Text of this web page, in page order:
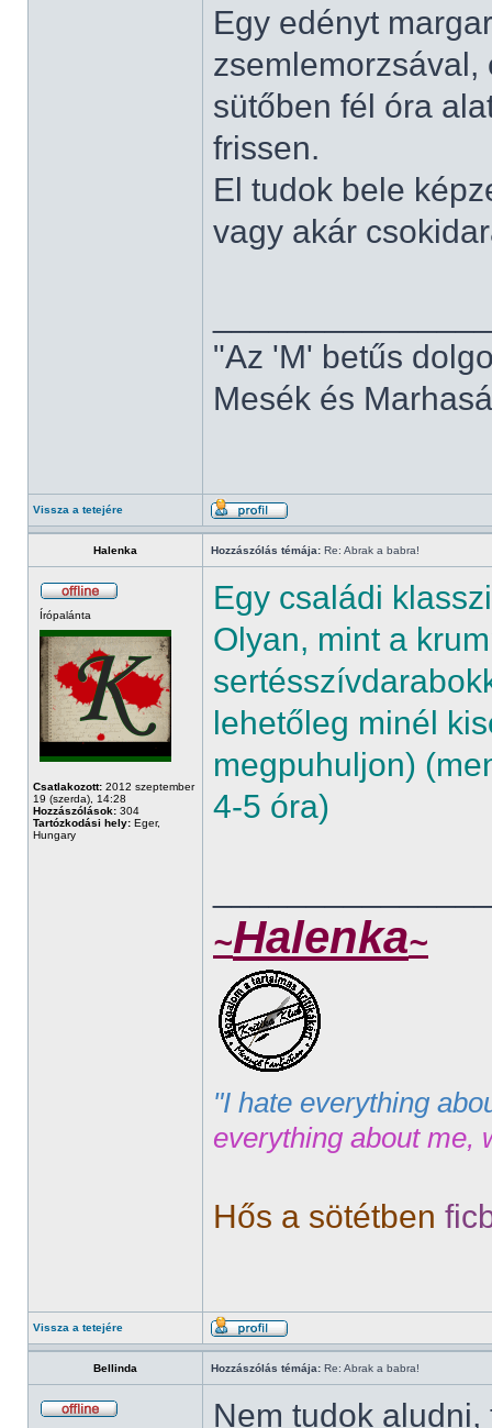
Egy edényt
zsemlemorzsával,
sütőben fél óra
frissen.
El tudok bele
vagy akár
"Az 'M' betűs
Mesék és
Vissza a tetejére
Halenka Hozzászólás témája: Re: Abrak a babra!
Írópalánta
Csatlakozott: 2012 szeptember
19 (szerda), 14:28
Hozzászólások: 304
Tartózkodási hely: Eger,
Hungary
Egy családi
Olyan, mint a
lehetőleg minél
megpuhuljon)
4-5 óra)
~Halenka~
"I hate everything
everything about me,
Hős a sötétben
Vissza a tetejére
Bellinda Hozzászólás témája: Re: Abrak a babra!
Nem tudok